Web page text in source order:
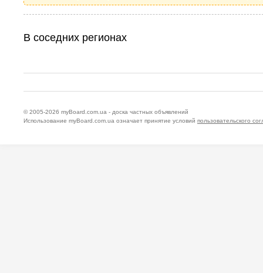
В соседних регионах
© 2005-2026 myBoard.com.ua - доска частных объявлений
Использование myBoard.com.ua означает принятие условий пользовательского